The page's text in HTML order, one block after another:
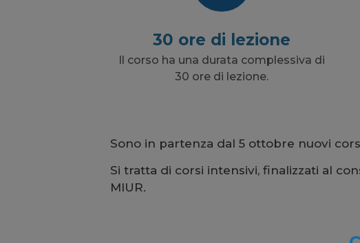
30 ore di lezione
Il corso ha una durata complessiva di
30 ore di lezione.
Sono in partenza dal 5 ottobre nuovi
Si tratta di corsi intensivi, finalizzati al
MIUR.